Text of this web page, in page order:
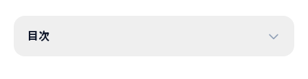
目次